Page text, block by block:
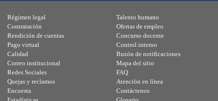
Régimen legal
Contratación
Rendición de cuentas
Pago virtual
Calidad
Talento humano
Ofertas de empleo
Concurso docente
Control interno
Buzón de notificaciones
Correo institucional
Redes Sociales
Quejas y reclamos
Encuesta
Mapa del sitio
FAQ
Atención en línea
Contáctenos